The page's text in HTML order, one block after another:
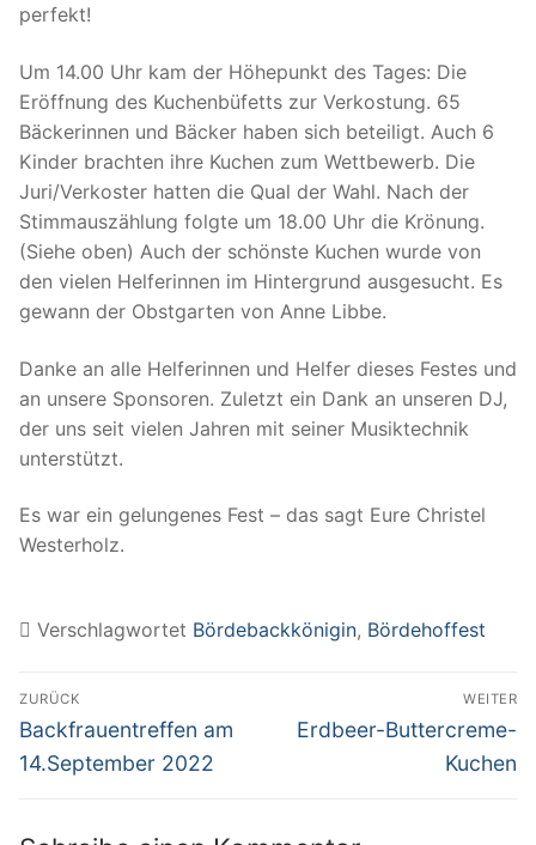
perfekt!
Um 14.00 Uhr kam der Höhepunkt des Tages: Die
Eröffnung des Kuchenbüfetts zur Verkostung. 65
Bäckerinnen und Bäcker haben sich beteiligt. Auch 6
Kinder brachten ihre Kuchen zum Wettbewerb. Die
Juri/Verkoster hatten die Qual der Wahl. Nach der
Stimmauszählung folgte um 18.00 Uhr die Krönung.
(Siehe oben) Auch der schönste Kuchen wurde von
den vielen Helferinnen im Hintergrund ausgesucht. Es
gewann der Obstgarten von Anne Libbe.
Danke an alle Helferinnen und Helfer dieses Festes und
an unsere Sponsoren. Zuletzt ein Dank an unseren DJ,
der uns seit vielen Jahren mit seiner Musiktechnik
unterstützt.
Es war ein gelungenes Fest – das sagt Eure Christel
Westerholz.
Verschlagwortet Bördebackkönigin, Bördehoffest
Beitragsnavigation
ZURÜCK
Vorheriger
Beitrag:
Backfrauentreffen am
14.September 2022
WEITER
Nächster
Erdbeer-Buttercreme-
Kuchen